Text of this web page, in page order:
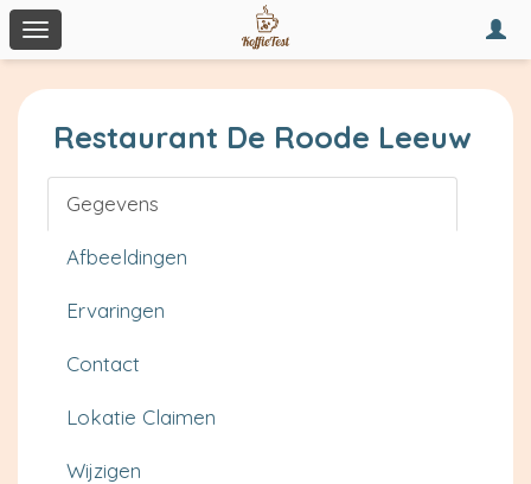
Toggle
navigation
Restaurant De Roode Leeuw
Gegevens
Afbeeldingen
Ervaringen
Contact
Lokatie Claimen
Wijzigen